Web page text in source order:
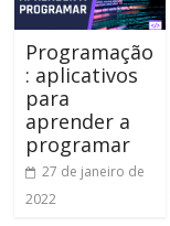
Programação
: aplicativos
para
aprender a
programar
27 de janeiro de
2022